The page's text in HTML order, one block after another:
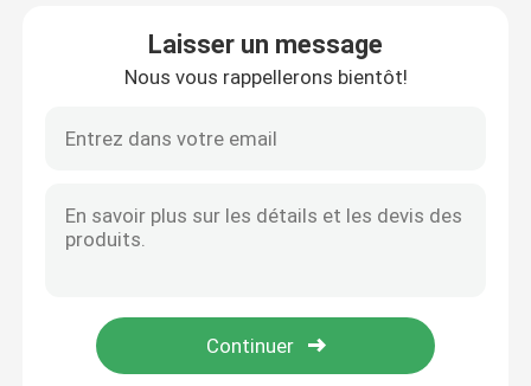
Visite d'usine
Contrôle de qualité
Contactez-nous
Laisser un message
Nous vous rappellerons bientôt!